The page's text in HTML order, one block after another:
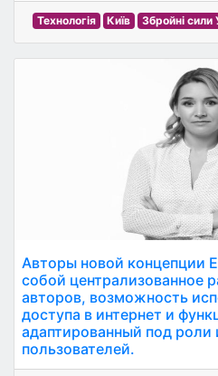
Технологія Київ Збройні сили
Авторы новой концепции
собой централизованное
авторов, возможность
доступа в интернет и
адаптированный под роли
пользователей.